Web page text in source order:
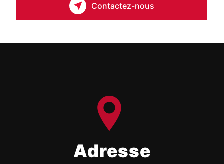
Contactez-nous
Adresse